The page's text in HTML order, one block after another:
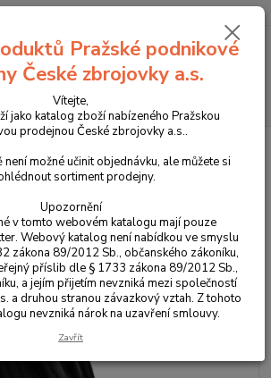
Menu
4M Systems pro ráži
Pražské podnikové
České zbrojovky a.s.
Vítejte,
jako katalog zboží nabízeného Pražskou
prodejnou České zbrojovky a.s..
možné učinit objednávku, ale můžete si
sortiment prodejny.
Upozornění
v tomto webovém katalogu mají pouze
Webový katalog není nabídkou ve smyslu
zákona 89/2012 Sb., občanského zákoníku,
příslib dle § 1733 zákona 89/2012 Sb.,
a jejím přijetím nevzniká mezi společností
a druhou stranou závazkový vztah. Z tohoto
nevzniká nárok na uzavření smlouvy.
Zavřít